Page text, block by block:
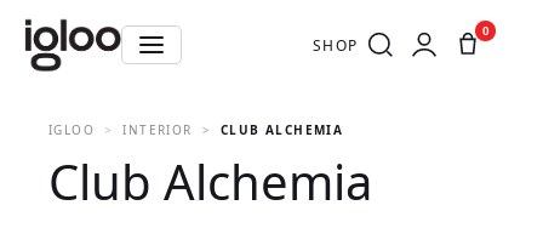
SHOP
0
IGLOO INTERIOR CLUB ALCHEMIA
Club Alchemia